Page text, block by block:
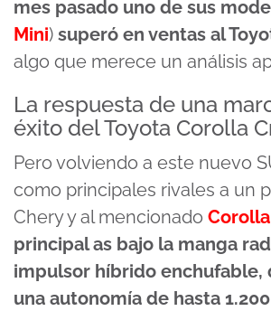
mes pasado uno de sus
Mini) superó en ventas al
algo que merece un análisis
La respuesta de una
éxito del Toyota Corolla
Pero volviendo a este nuevo
como principales rivales a un
Chery y al mencionado
principal as bajo la manga
impulsor híbrido enchufable,
una autonomía de hasta